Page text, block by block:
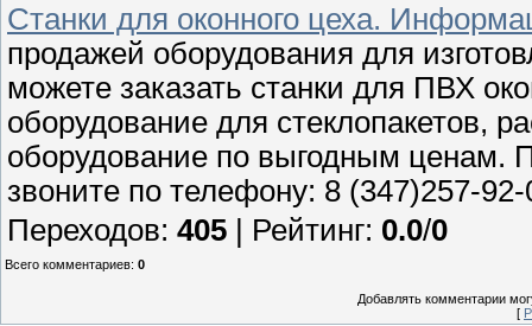
Станки для оконного цеха.
продажей оборудования для
можете заказать станки для ПВХ
оборудование для стеклопакетов,
оборудование по выгодным ценам.
звоните по телефону: 8 (347)257-
Переходов: 405 | Рейтинг: 0.0/0
Всего комментариев: 0
Добавлять комментарии
[